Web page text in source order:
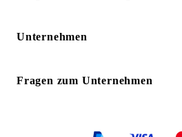
Unternehmen
Fragen zum Unternehmen